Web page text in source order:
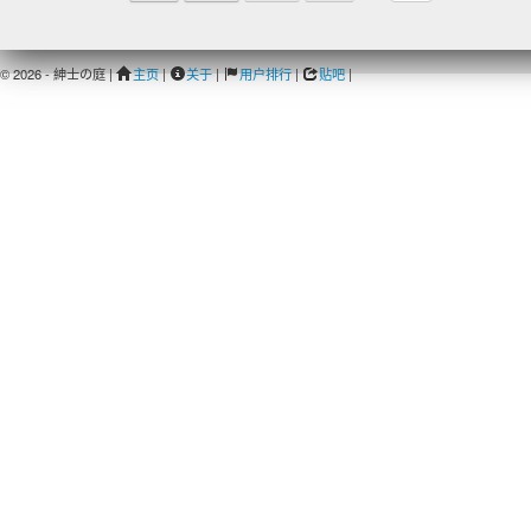
© 2026 - 紳士の庭 | 主页| 关于| 用户排行| 贴吧|